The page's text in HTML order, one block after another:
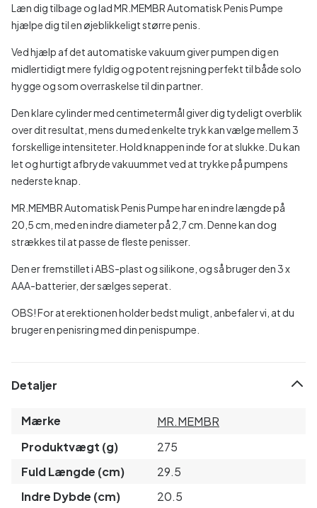
Læn dig tilbage og lad MR.MEMBR Automatisk Penis Pumpe
hjælpe dig til en øjeblikkeligt større penis.
Ved hjælp af det automatiske vakuum giver pumpen dig en
midlertidigt mere fyldig og potent rejsning perfekt til både solo
hygge og som overraskelse til din partner.
Den klare cylinder med centimetermål giver dig tydeligt overblik
over dit resultat, mens du med enkelte tryk kan vælge mellem 3
forskellige intensiteter. Hold knappen inde for at slukke. Du kan
let og hurtigt afbryde vakuummet ved at trykke på pumpens
nederste knap.
MR.MEMBR Automatisk Penis Pumpe har en indre længde på
20,5 cm, med en indre diameter på 2,7 cm. Denne kan dog
strækkes til at passe de fleste penisser.
Den er fremstillet i ABS-plast og silikone, og så bruger den 3 x
AAA-batterier, der sælges seperat.
OBS! For at erektionen holder bedst muligt, anbefaler vi, at du
bruger en penisring med din penispumpe.
Detaljer
Mærke
MR.MEMBR
Produktvægt (g)
275
Fuld Længde (cm)
29.5
Indre Dybde (cm)
20.5